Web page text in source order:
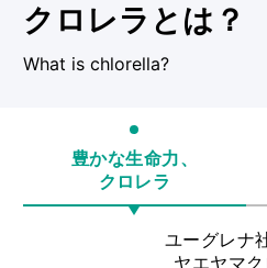
クロレラとは？
What is chlorella?
豊かな生命力、
クロレラ
ユーグレナ
ヤエヤマ